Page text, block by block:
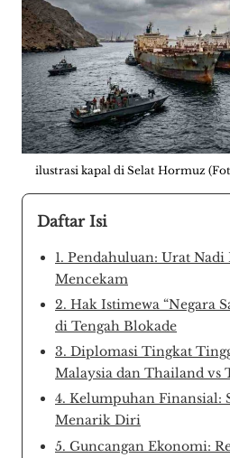
ilustrasi kapal di Selat Hormuz
Daftar Isi
1. Pendahuluan: Urat
Mencekam
2. Hak Istimewa “Negara
di Tengah Blokade
3. Diplomasi Tingkat
Malaysia dan Thailand vs
4. Kelumpuhan Finansial:
Menarik Diri
5. Guncangan Ekonomi: